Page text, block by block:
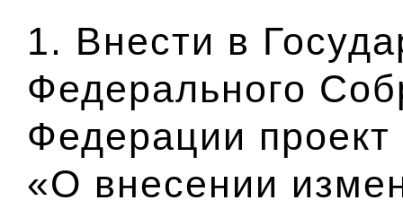
1. Внести в
Федерального
Федерации
«О внесении